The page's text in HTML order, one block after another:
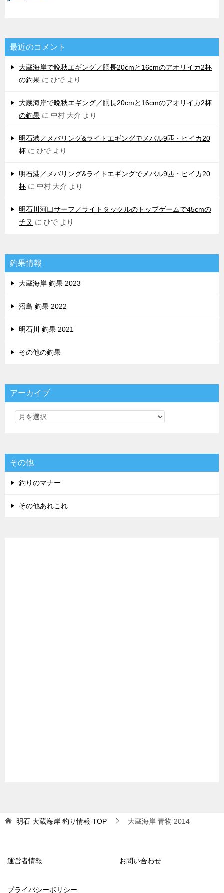
最近のコメント
大蔵海岸で晩秋エギング／胴長20cmと16cmのアオリイカ2杯
の釣果 に ひで より
大蔵海岸で晩秋エギング／胴長20cmと16cmのアオリイカ2杯
の釣果 に 中村 大介 より
明石港／メバリング&ライトエギングでメバル9匹・ヒイカ20
杯 に ひで より
明石港／メバリング&ライトエギングでメバル9匹・ヒイカ20
杯 に 中村 大介 より
明石川河口サーフ／ライトタックルのトップゲームで45cmの
チヌ に ひで より
釣果情報
大蔵海岸 釣果 2023
沼島 釣果 2022
明石川 釣果 2021
その他の釣果
アーカイブ
その他
釣りのマナー
その他あれこれ
明石 大蔵海岸 釣り情報 TOP 大蔵海岸 青物 2014
運営者情報 お問い合わせ
プライバシーポリシー